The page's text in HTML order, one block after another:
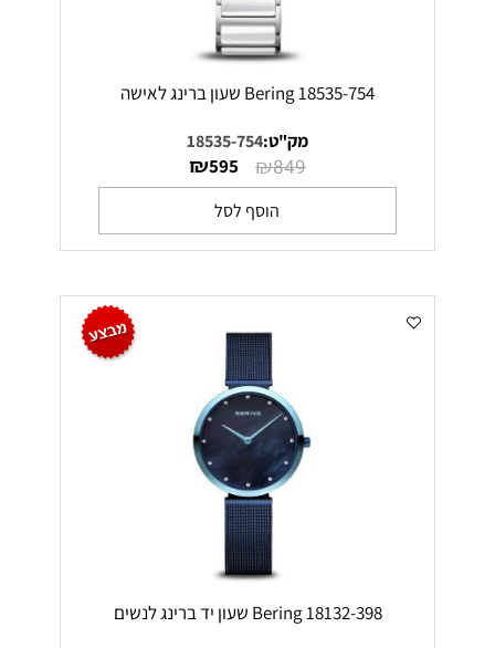
Bering 18535-754 שעון ברינג לאישה
מק"ט:18535-754
₪849
₪595
הוסף לסל
Bering 18132-398 שעון יד ברינג לנשים